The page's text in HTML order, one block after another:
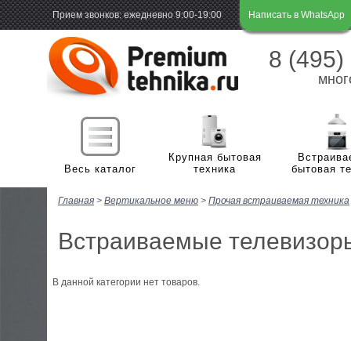
Прием звонков: ежедневно 9:00-19:00 Написать в WhatsApp
8 (495)
Весь каталог
Холодильная и морозильная техника
Стиральные и сушильные машины
Плиты
Крупная бытовая
техника
бытовая
Главная > Вертикальное меню > Прочая встраиваемая техника
Встраиваемые
В данной категории нет товаров.